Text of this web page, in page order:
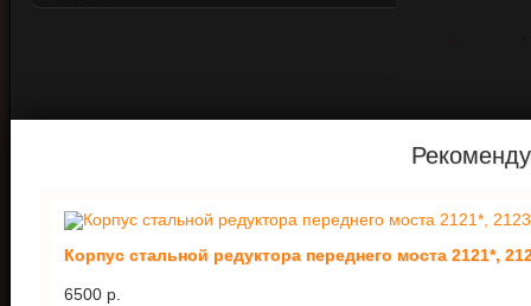
Корпус стальной редуктора переднего моста 2121*,
6500 p.